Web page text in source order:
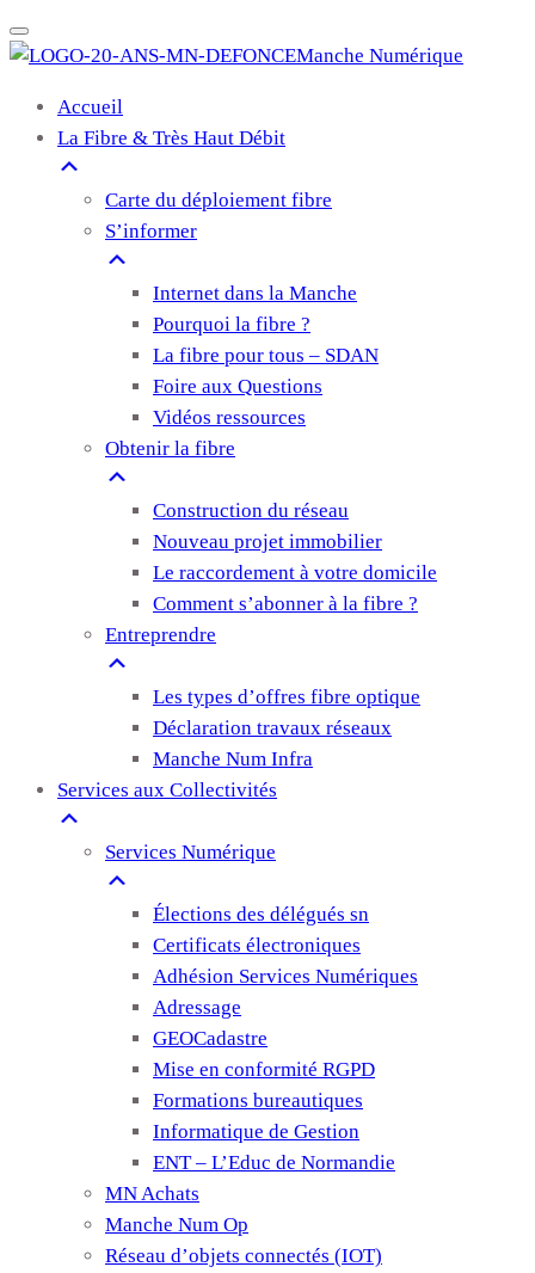
Manche Numérique
Accueil
La Fibre & Très Haut Débit
Carte du déploiement fibre
S’informer
Internet dans la Manche
Pourquoi la fibre ?
La fibre pour tous – SDAN
Foire aux Questions
Vidéos ressources
Obtenir la fibre
Construction du réseau
Nouveau projet immobilier
Le raccordement à votre domicile
Comment s’abonner à la fibre ?
Entreprendre
Les types d’offres fibre optique
Déclaration travaux réseaux
Manche Num Infra
Services aux Collectivités
Services Numérique
Élections des délégués sn
Certificats électroniques
Adhésion Services Numériques
Adressage
GEOCadastre
Mise en conformité RGPD
Formations bureautiques
Informatique de Gestion
ENT – L’Educ de Normandie
MN Achats
Manche Num Op
Réseau d’objets connectés (IOT)